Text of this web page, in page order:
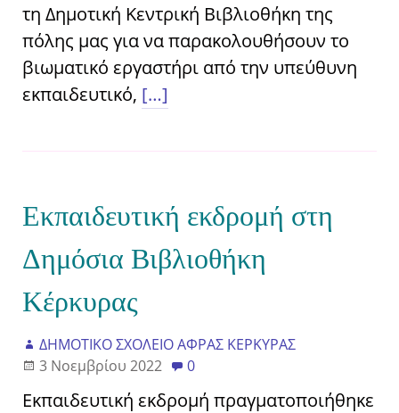
τη Δημοτική Κεντρική Βιβλιοθήκη της
πόλης μας για να παρακολουθήσουν το
βιωματικό εργαστήρι από την υπεύθυνη
εκπαιδευτικό, […]
Εκπαιδευτική εκδρομή στη
Δημόσια Βιβλιοθήκη
Κέρκυρας
ΔΗΜΟΤΙΚΟ ΣΧΟΛΕΙΟ ΑΦΡΑΣ ΚΕΡΚΥΡΑΣ
3 Νοεμβρίου 2022
0
Εκπαιδευτική εκδρομή πραγματοποιήθηκε